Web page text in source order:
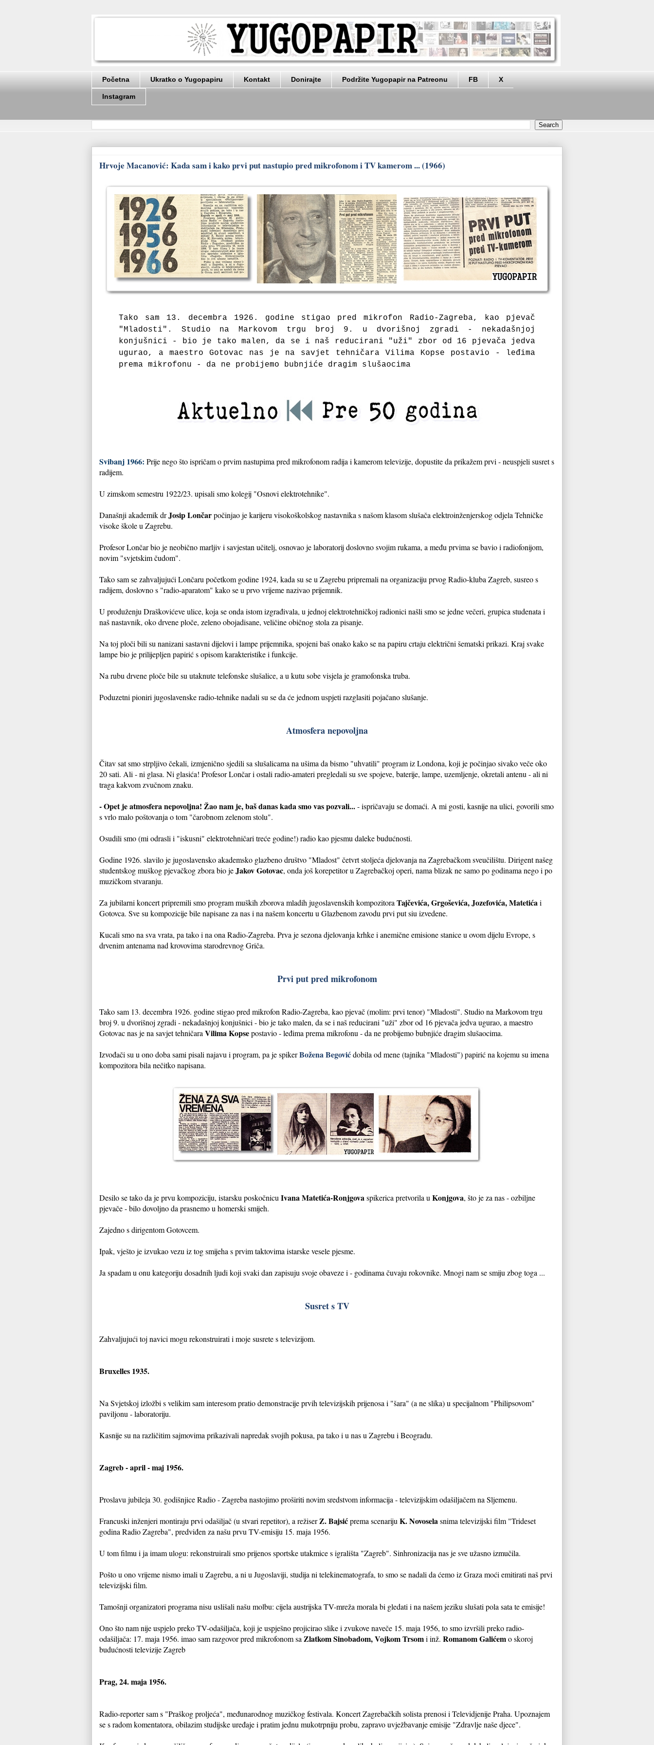
Početna Ukratko o Yugopapiru Kontakt Donirajte Podržite Yugopapir na Patreonu FB X
Instagram
Hrvoje Macanović: Kada sam i kako prvi put nastupio pred mikrofonom i TV kamerom ... (1966)
Tako sam 13. decembra 1926. godine stigao pred mikrofon Radio-Zagreba, kao pjevač
"Mladosti". Studio na Markovom trgu broj 9. u dvorišnoj zgradi - nekadašnjoj
konjušnici - bio je tako malen, da se i naš reducirani "uži" zbor od 16 pjevača jedva
ugurao, a maestro Gotovac nas je na savjet tehničara Vilima Kopse postavio - leđima
prema mikrofonu - da ne probijemo bubnjiće dragim slušaocima
Svibanj 1966: Prije nego što ispričam o prvim nastupima pred mikrofonom radija i kamerom televizije, dopustite da prikažem prvi - neuspjeli susret s
radijem.
U zimskom semestru 1922/23. upisali smo kolegij "Osnovi elektrotehnike".
Današnji akademik drJosip Lončarpočinjao je karijeru visokoškolskog nastavnika s našom klasom slušača elektroinženjerskog odjela Tehničke
visoke škole u Zagrebu.
Profesor Lončar bio je neobično marljiv i savjestan učitelj, osnovao je laboratorij doslovno svojim rukama, a među prvima se bavio i radiofonijom,
novim "svjetskim čudom".
Tako sam se zahvaljujući Lončaru početkom godine 1924, kada su se u Zagrebu pripremali na organizaciju prvog Radio-kluba Zagreb, susreo s
radijem, doslovno s "radio-aparatom" kako se u prvo vrijeme nazivao prijemnik.
U produženju Draškovićeve ulice, koja se onda istom izgrađivala, u jednoj elektrotehničkoj radionici našli smo se jedne večeri, grupica studenata i
naš nastavnik, oko drvene ploče, zeleno obojadisane, veličine običnog stola za pisanje.
Na toj ploči bili su nanizani sastavni dijelovi i lampe prijemnika, spojeni baš onako kako se na papiru crtaju električni šematski prikazi. Kraj svake
lampe bio je prilijepljen papirić s opisom karakteristike i funkcije.
Na rubu drvene ploče bile su utaknute telefonske slušalice, a u kutu sobe visjela je gramofonska truba.
Poduzetni pioniri jugoslavenske radio-tehnike nadali su se da će jednom uspjeti razglasiti pojačano slušanje.
Atmosfera nepovoljna
Čitav sat smo strpljivo čekali, izmjenično sjedili sa slušalicama na ušima da bismo "uhvatili" program iz Londona, koji je počinjao sivako veče oko
20 sati. Ali - ni glasa. Ni glasića! Profesor Lončar i ostali radio-amateri pregledali su sve spojeve, baterije, lampe, uzemljenje, okretali antenu - ali ni
traga kakvom zvučnom znaku.
- Opet je atmosfera nepovoljna! Žao nam je, baš danas kada smo vas pozvali...- ispričavaju se domaći. A mi gosti, kasnije na ulici, govorili smo
s vrlo malo poštovanja o tom "čarobnom zelenom stolu".
Osudili smo (mi odrasli i "iskusni" elektrotehničari treće godine!) radio kao pjesmu daleke budućnosti.
Godine 1926. slavilo je jugoslavensko akademsko glazbeno društvo "Mladost" četvrt stoljeća djelovanja na Zagrebačkom sveučilištu. Dirigent našeg
studentskog muškog pjevačkog zbora bio jeJakov Gotovac, onda još korepetitor u Zagrebačkoj operi, nama blizak ne samo po godinama nego i po
muzičkom stvaranju.
Za jubilarni koncert pripremili smo program muških zborova mladih jugoslavenskih kompozitora Tajčevića, Grgoševića, Jozefovića, Matetića i
Gotovca. Sve su kompozicije bile napisane za nas i na našem koncertu u Glazbenom zavodu prvi put siu izvedene.
Kucali smo na sva vrata, pa tako i na ona Radio-Zagreba. Prva je sezona djelovanja krhke i anemične emisione stanice u ovom dijelu Evrope, s
drvenim antenama nad krovovima starodrevnog Griča.
Prvi put pred mikrofonom
Tako sam 13. decembra 1926. godine stigao pred mikrofon Radio-Zagreba, kao pjevač (molim: prvi tenor) "Mladosti". Studio na Markovom trgu
broj 9. u dvorišnoj zgradi - nekadašnjoj konjušnici - bio je tako malen, da se i naš reducirani "uži" zbor od 16 pjevača jedva ugurao, a maestro
Gotovac nas je na savjet tehničara Vilima Kopsepostavio - leđima prema mikrofonu - da ne probijemo bubnjiće dragim slušaocima.
Izvođači su u ono doba sami pisali najavu i program, pa je spikerBožena Begovićdobila od mene (tajnika "Mladosti") papirić na kojemu su imena
kompozitora bila nečitko napisana.
Desilo se tako da je prvu kompoziciju, istarsku poskočnicu Ivana Matetića-Ronjgova spikerica pretvorila u Konjgova, što je za nas - ozbiljne
pjevače - bilo dovoljno da prasnemo u homerski smijeh.
Zajedno s dirigentom Gotovcem.
Ipak, vješto je izvukao vezu iz tog smijeha s prvim taktovima istarske vesele pjesme.
Ja spadam u onu kategoriju dosadnih ljudi koji svaki dan zapisuju svoje obaveze i - godinama čuvaju rokovnike. Mnogi nam se smiju zbog toga ...
Susret s TV
Zahvaljujući toj navici mogu rekonstruirati i moje susrete s televizijom.
Bruxelles 1935.
Na Svjetskoj izložbi s velikim sam interesom pratio demonstracije prvih televizijskih prijenosa i "šara" (a ne slika) u specijalnom "Philipsovom"
paviljonu - laboratoriju.
Kasnije su na različitim sajmovima prikazivali napredak svojih pokusa, pa tako i u nas u Zagrebu i Beogradu.
Zagreb - april - maj 1956.
Proslavu jubileja 30. godišnjice Radio - Zagreba nastojimo proširiti novim sredstvom informacija - televizijskim odašiljačem na Sljemenu.
Francuski inženjeri montiraju prvi odašiljač (u stvari repetitor), a režiserZ. Bajsićprema scenariju K. Novosela snima televizijski film "Trideset
godina Radio Zagreba", predviđen za našu prvu TV-emisiju 15. maja 1956.
U tom filmu i ja imam ulogu: rekonstruirali smo prijenos sportske utakmice s igrališta "Zagreb". Sinhronizacija nas je sve užasno izmučila.
Pošto u ono vrijeme nismo imali u Zagrebu, a ni u Jugoslaviji, studija ni telekinematografa, to smo se nadali da ćemo iz Graza moći emitirati naš prvi
televizijski film.
Tamošnji organizatori programa nisu uslišali našu molbu: cijela austrijska TV-mreža morala bi gledati i na našem jeziku slušati pola sata te emisije!
Ono što nam nije uspjelo preko TV-odašiljača, koji je uspješno projicirao slike i zvukove naveče 15. maja 1956, to smo izvršili preko radio-
odašiljača: 17. maja 1956. imao sam razgovor pred mikrofonom sa Zlatkom Sinobadom, Vojkom Trsomi inž. Romanom Galićemo skoroj
budućnosti televizije Zagreb
Prag, 24. maja 1956.
Radio-reporter sam s "Praškog proljeća", međunarodnog muzičkog festivala. Koncert Zagrebačkih solista prenosi i Televidjenije Praha. Upoznajem
se s radom komentatora, obilazim studijske uređaje i pratim jednu mukotrpniju probu, zapravo uvježbavanje emisije "Zdravlje naše djece".